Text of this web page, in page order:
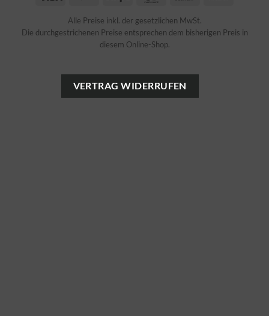
Delivery
Alle Preise inkl. der gesetzlichen MwSt.
Die durchgestrichenen Preise entsprechen dem bisherigen Preis in
diesem Online-Shop.
VERTRAG WIDERRUFEN